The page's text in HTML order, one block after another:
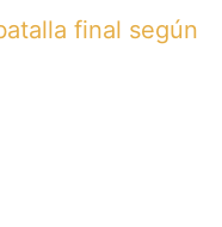
final según